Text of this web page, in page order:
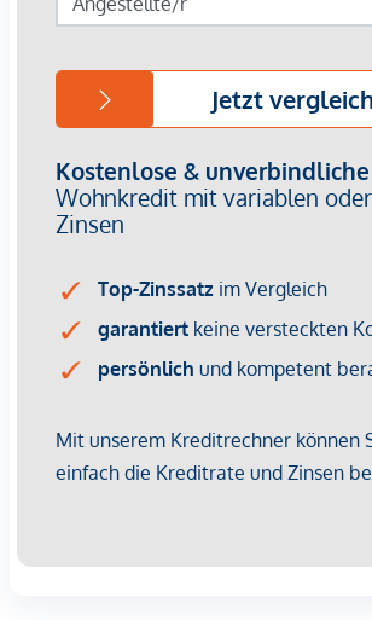
40.000,00 netto angekauft werden.
Provisionsfrei für den Käufer!
Bei diesem Angebot handelt es sich um
Vorsorgewohnung, die zu
20% USt. Diese Daten sind vorbehaltlich
Wir weisen darauf hin, dass zwischen
Der Vermittler ist als Doppelmakler tätig.